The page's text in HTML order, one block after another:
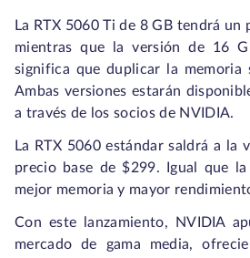
La RTX 5060 Ti de 8 GB tendrá
mientras que la versión de 16
significa que duplicar la memoria
Ambas versiones estarán
a través de los socios de NVIDIA.
La RTX 5060 estándar saldrá a la
precio base de $299. Igual que
mejor memoria y mayor
Con este lanzamiento, NVIDIA
mercado de gama media,